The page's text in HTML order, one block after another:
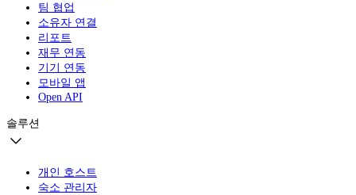
팀 협업
소유자 연결
리포트
재무 연동
기기 연동
모바일 앱
Open API
솔루션
개인 호스트
숙소 관리자